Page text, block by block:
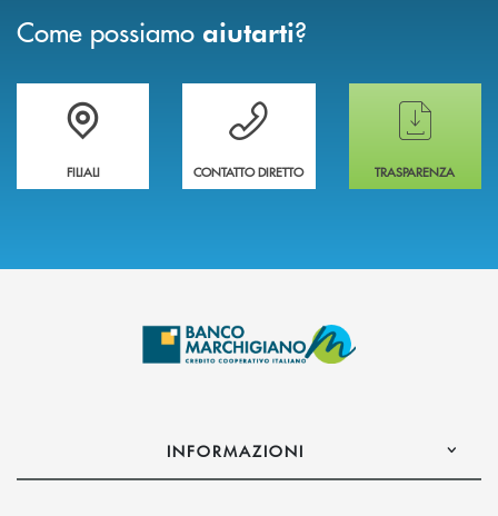
Come possiamo aiutarti?
Trova la filiale più vicina a te
FILIALI
Hai bisogno di assistenza immediata ?
CONTATTO DIRETTO
Hai bisogno di
TRASPARENZA
INFORMAZIONI